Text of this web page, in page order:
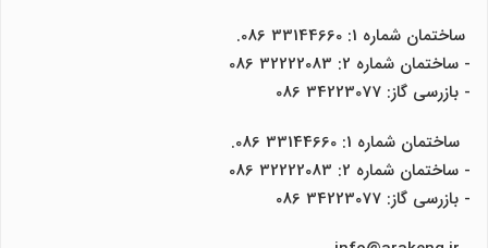
ساختمان شماره 1: 33144660 086.
- ساختمان شماره 2: 32222083 086
- بازرسی گاز: 34223077 086
ساختمان شماره 1: 33144660 086.
- ساختمان شماره 2: 32222083 086
- بازرسی گاز: 34223077 086